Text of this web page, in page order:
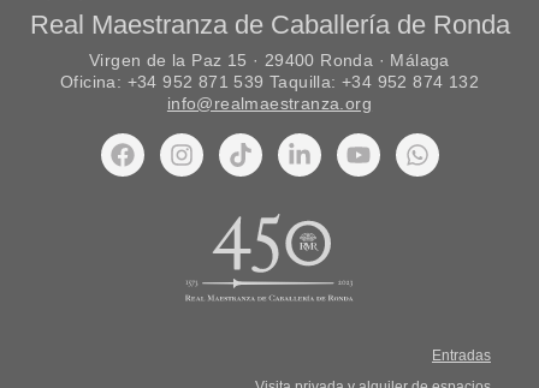
Real Maestranza de Caballería de Ronda
Virgen de la Paz 15 · 29400 Ronda · Málaga
Oficina: +34 952 871 539 Taquilla: +34 952 874 132
info@realmaestranza.org
Entradas